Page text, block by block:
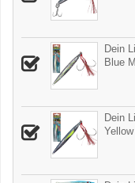
Dein
Blue
Dein